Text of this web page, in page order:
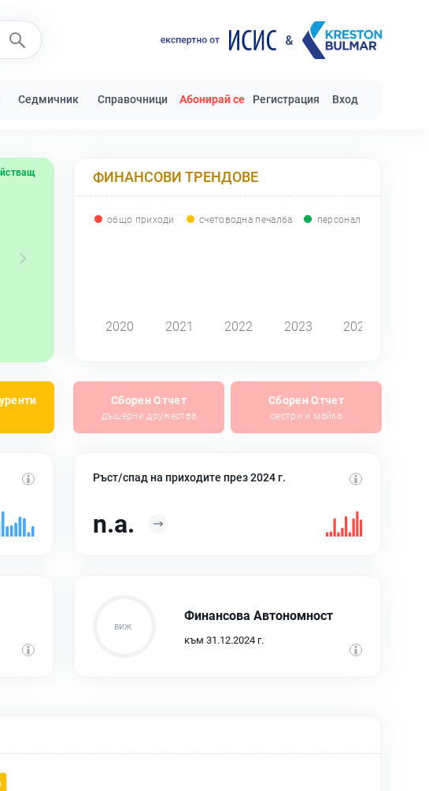
Седмичник Справочници Абонирай се Регистрация Вход
ФИНАНСОВИ ТРЕНДОВЕ
общо приходи счетоводна печалба персонал
2020 2021 2022 2023 2024
Сборен Отчет
дъщерни дружества
Сборен Отчет
сестри и майка
Ръст/спад на приходите през 2024 г.
n.a.
Финансова Автономност
към 31.12.2024 г.